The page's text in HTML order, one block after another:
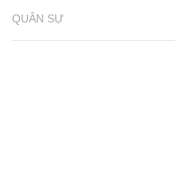
QUÂN SỰ